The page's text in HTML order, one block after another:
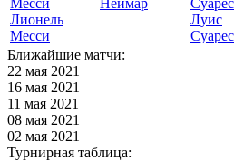
Лионель
Месси
Луис
Суарес
Ближайшие матчи:
22 мая 2021
16 мая 2021
11 мая 2021
08 мая 2021
02 мая 2021
Турнирная таблица: